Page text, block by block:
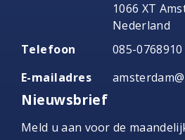
1066 XT
Nederland
Telefoon
085-0768910
E-mailadres
Nieuwsbrief
Meld u aan voor de